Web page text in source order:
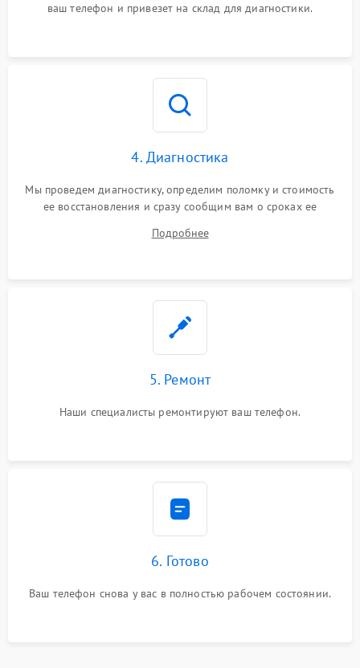
ваш телефон и привезет на склад для диагностики.
4. Диагностика
Мы проведем диагностику, определим поломку и стоимость
ее восстановления и сразу сообщим вам о сроках ее
Подробнее
5. Ремонт
Наши специалисты ремонтируют ваш телефон.
6. Готово
Ваш телефон снова у вас в полностью рабочем состоянии.